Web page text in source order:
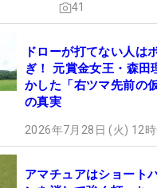
41
ドローが打てない人は
ぎ！ 元賞金女王・森田
かした「右ツマ先前の
の真実
2026年7月28日 (火) 12
アマチュアはショート